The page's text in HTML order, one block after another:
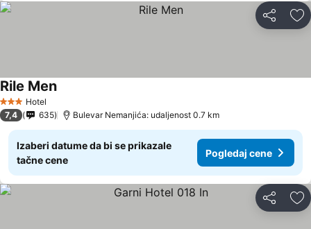
Deli
3 Zvezdice
Hotel
Rile Men
7,4 635 Bulevar Nemanjića: udaljenost 0.7 km
Izaberi datume da bi se prikazale
tačne cene
Pogledaj cene
Deli